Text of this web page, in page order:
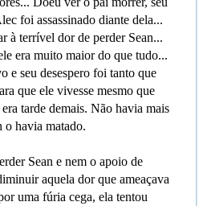
foi assassinado diante dela...
à terrível dor de perder Sean...
era muito maior do que tudo...
e seu desespero foi tanto que
que ele vivesse mesmo que
tarde demais. Não havia mais
havia matado.
Sean e nem o apoio de
aquela dor que ameaçava
uma fúria cega, ela tentou